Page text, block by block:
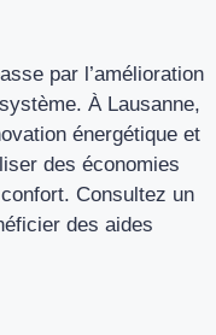
par l’amélioration
À Lausanne,
énergétique et
des économies
Consultez un
des aides